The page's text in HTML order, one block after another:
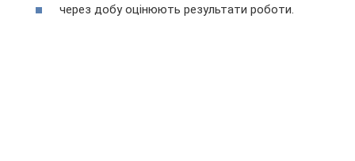
через добу оцінюють результати роботи.